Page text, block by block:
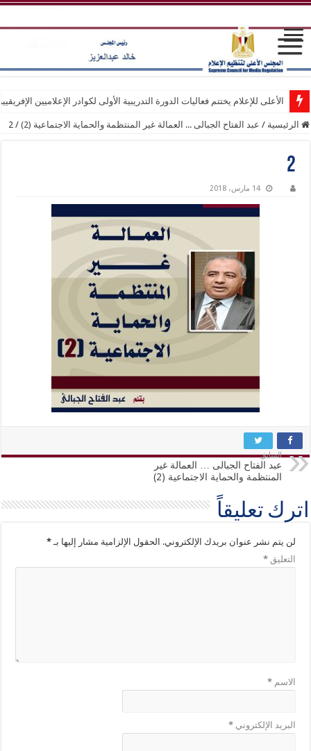
الأعلى للإعلام يختتم فعاليات الدورة التدريبية الأولى لكوادر الإعلاميين
الرئيسية / عبد الفتاح الجبالى ... العمالة غير المنتظمة والحماية الاجتماعية (2) /
2
2
14 مارس، 2018
السابق
عبد الفتاح الجبالى … العمالة غير
المنتظمة والحماية الاجتماعية (2)
اترك تعليقاً
لن يتم نشر عنوان بريدك الإلكتروني. الحقول الإلزامية مشار إليها بـ*
التعليق*
الاسم*
البريد الإلكتروني*